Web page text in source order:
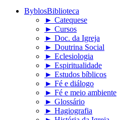
ByblosBiblioteca
► Catequese
► Cursos
► Doc. da Igreja
► Doutrina Social
► Eclesiologia
► Espiritualidade
► Estudos bíblicos
► Fé e diálogo
► Fé e meio ambiente
► Glossário
► Hagiografia